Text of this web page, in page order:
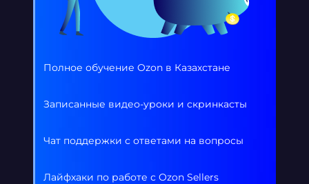
Полное обучение Ozon в Казахстане
Записанные видео-уроки и скринкасты
Чат поддержки с ответами на вопросы
Лайфхаки по работе с Ozon Sellers